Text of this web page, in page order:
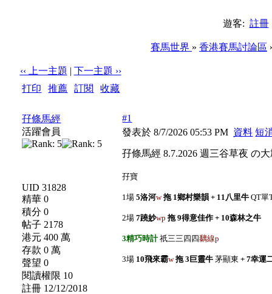
遊客: 註冊
賽馬世界 » 香港賽馬討論區
‹‹ 上一主題 | 下一主題 ››
打印 |推薦 |訂閱 |收藏
孖條馬經
活躍會員
UID 31828
精華 0
積分 0
帖子 2178
港元 400 萬
存款 0 萬
聲望 0
閱讀權限 10
註冊 12/12/2018
#1
發表於 8/7/2026 05:53 PM 資料 短
孖條馬經 8.7.2026 週三谷草夜 の
孖寶
1場5洛河w 拖 1鄉村樂韻 + 11八里牛 QT單
2場7蹺妙wp 拖 9得意佳作 + 10森林之牛
3精巧時計祇三三四四黐線p
3場 10飛來霸w 拖 3巨靈牛茅顯東 + 7幸運